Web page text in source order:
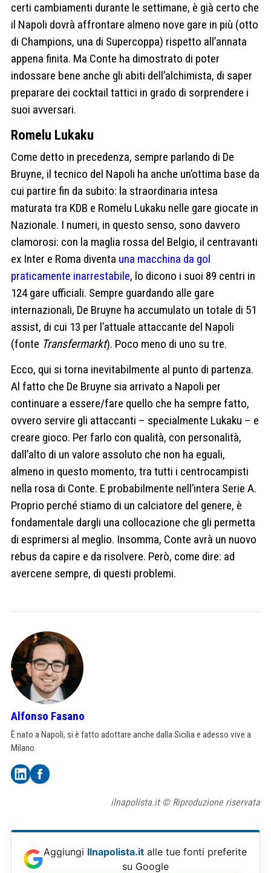
certi cambiamenti durante le settimane, è già certo che
il Napoli dovrà affrontare almeno nove gare in più (otto
di Champions, una di Supercoppa) rispetto all’annata
appena finita. Ma Conte ha dimostrato di poter
indossare bene anche gli abiti dell’alchimista, di saper
preparare dei cocktail tattici in grado di sorprendere i
suoi avversari.
Romelu Lukaku
Come detto in precedenza, sempre parlando di De
Bruyne, il tecnico del Napoli ha anche un’ottima base da
cui partire fin da subito: la straordinaria intesa
maturata tra KDB e Romelu Lukaku nelle gare giocate in
Nazionale. I numeri, in questo senso, sono davvero
clamorosi: con la maglia rossa del Belgio, il centravanti
ex Inter e Roma diventa una macchina da gol
praticamente inarrestabile, lo dicono i suoi 89 centri in
124 gare ufficiali. Sempre guardando alle gare
internazionali, De Bruyne ha accumulato un totale di 51
assist, di cui 13 per l’attuale attaccante del Napoli
(fonte Transfermarkt). Poco meno di uno su tre.
Ecco, qui si torna inevitabilmente al punto di partenza.
Al fatto che De Bruyne sia arrivato a Napoli per
continuare a essere/fare quello che ha sempre fatto,
ovvero servire gli attaccanti – specialmente Lukaku – e
creare gioco. Per farlo con qualità, con personalità,
dall’alto di un valore assoluto che non ha eguali,
almeno in questo momento, tra tutti i centrocampisti
nella rosa di Conte. E probabilmente nell’intera Serie A.
Proprio perché stiamo di un calciatore del genere, è
fondamentale dargli una collocazione che gli permetta
di esprimersi al meglio. Insomma, Conte avrà un nuovo
rebus da capire e da risolvere. Però, come dire: ad
avercene sempre, di questi problemi.
Alfonso Fasano
È nato a Napoli, si è fatto adottare anche dalla Sicilia e adesso vive a
Milano.
ilnapolista.it © Riproduzione riservata
Aggiungi Ilnapolista.it alle tue fonti preferite
su Google